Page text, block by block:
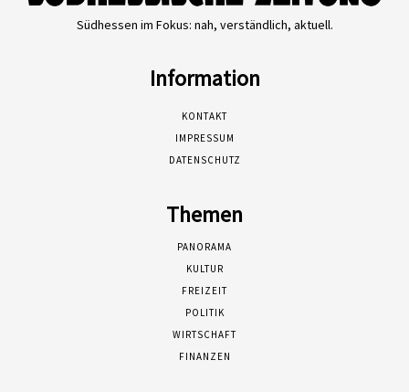
Südhessen im Fokus: nah, verständlich, aktuell.
Information
KONTAKT
IMPRESSUM
DATENSCHUTZ
Themen
PANORAMA
KULTUR
FREIZEIT
POLITIK
WIRTSCHAFT
FINANZEN